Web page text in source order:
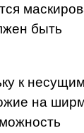
быть
к
на